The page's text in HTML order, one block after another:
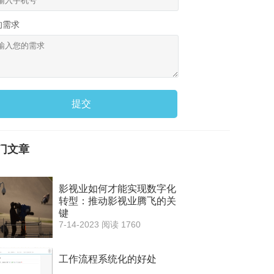
需求
提交
文章
影视业如何才能实现数字化
转型：推动影视业腾飞的关
键
7-14-2023 阅读 1760
工作流程系统化的好处